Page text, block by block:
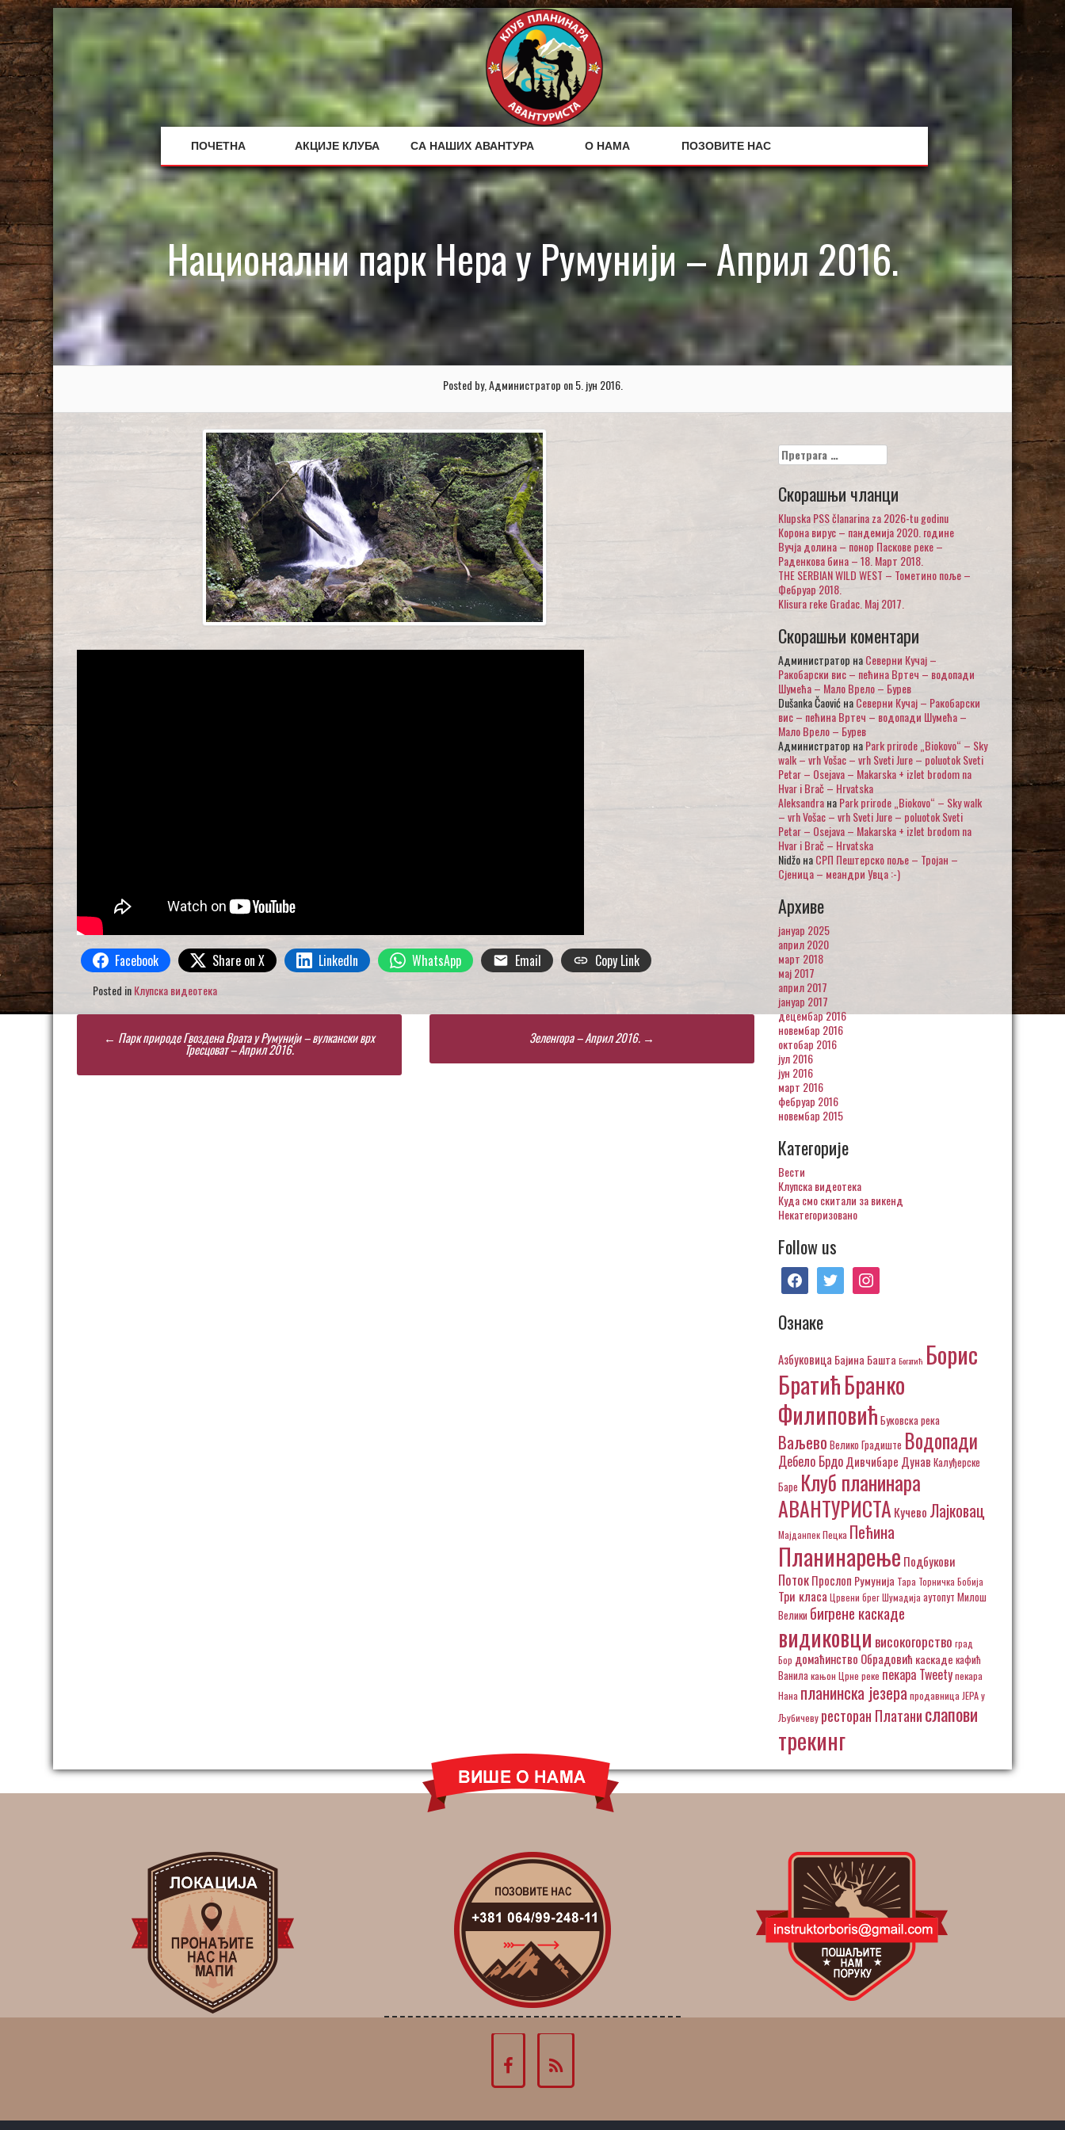
Skip
to
content
ПОЧЕТНА АКЦИЈЕ КЛУБА СА НАШИХ АВАНТУРА О НАМА ПОЗОВИТЕ НАС
Национални парк Нера у Румунији – Април 2016.
Posted by, Администратор on 5. јун 2016.
Facebook Share on X LinkedIn WhatsApp Email Copy Link
Posted inКлупска видеотека
Post
navigation
← Парк природе Гвоздена Врата у Румунији – вулкански врх
Тресцоват – Април 2016.
Зеленгора – Април 2016. →
Претрага
за:
Скорашњи чланци
Klupska PSS članarina za 2026-tu godinu
Корона вирус – пандемија 2020. године
Вучја долина – понор Паскове реке –
Раденкова бина – 18. Март 2018.
THE SERBIAN WILD WEST – Тометино поље –
Фебруар 2018.
Klisura reke Gradac. Maj 2017.
Скорашњи коментари
Администратор наСеверни Кучај –
Ракобарски вис – пећина Вртеч – водопади
Шумећа – Мало Врело – Бурев
Dušanka ČaovićнаСеверни Кучај – Ракобарски
вис – пећина Вртеч – водопади Шумећа –
Мало Врело – Бурев
Администратор наPark prirode „Biokovo“ – Sky
walk – vrh Vošac – vrh Sveti Jure – poluotok Sveti
Petar – Osejava – Makarska + izlet brodom na
Hvar i Brač – Hrvatska
AleksandraнаPark prirode „Biokovo“ – Sky walk
– vrh Vošac – vrh Sveti Jure – poluotok Sveti
Petar – Osejava – Makarska + izlet brodom na
Hvar i Brač – Hrvatska
NidžoнаСРП Пештерско поље – Тројан –
Сјеница – меандри Увца :-)
Архиве
јануар 2025
април 2020
март 2018
мај 2017
април 2017
јануар 2017
децембар 2016
новембар 2016
октобар 2016
јул 2016
јун 2016
март 2016
фебруар 2016
новембар 2015
Категорије
Вести
Клупска видеотека
Куда смо скитали за викенд
Некатегоризовано
Follow us
facebooktwitter instagram
Ознаке
Азбуковица Бајина Башта Богатић Борис
БратићБранко
Филиповић Буковска река
Ваљево Велико Градиште Водопади
Дебело БрдоДивчибаре Дунав Калуђерске
Баре Клуб планинара
АВАНТУРИСТА Кучево Лајковац
МајданпекПецка Пећина
Планинарење Подбукови
ПотокПрослоп Румунија Тара Торничка Бобија
Три класа Црвени брегШумадија аутопут Милош
Велики бигрене каскаде
видиковци високогорство град
Бор домаћинство Обрадовић каскаде кафић
Ванила кањон Црне реке пекара Tweetyпекара
Нана планинска језера продавница ЈЕРА у
Љубичеву ресторан Платанислапови
трекинг